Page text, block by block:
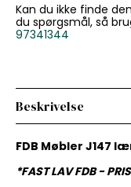
Kan du ikke finde
du spørgsmål, så
97341344
Beskrivelse
FDB Møbler J147
*FAST LAV FDB -